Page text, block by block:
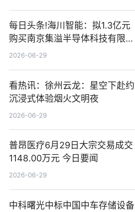
每日头条!海川智能：拟1.3亿元
购买南京集溢半导体科技有限公
司15.3%股权
2026-06-29
看热讯：徐州云龙：星空下赴约
沉浸式体验烟火文明夜
2026-06-29
普昂医疗6月29日大宗交易成交
1148.00万元 今日要闻
2026-06-29
中科曙光中标中国中车存储设备